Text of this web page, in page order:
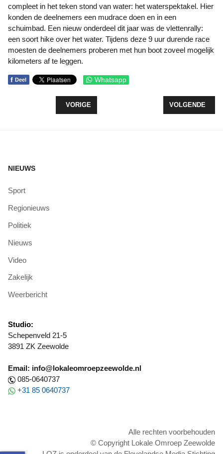
compleet in het teken stond van water: het waterspektakel. Hier
konden de deelnemers een mudrace doen en in een
schuimbad. Een nieuw onderdeel dit jaar was de vlettenrally:
een soort hike over het water. Tijdens deze 9 uur durende race
moesten de deelnemers proberen met hun boot zoveel mogelijk
kilometers af te leggen.
f Deel Whatsapp
VORIG ARTIKEL: DRIELUIK BOERENLEVEN:
VORIGE VOLGENDE
VOLGENDE
NIEUWS
Sport
Regionieuws
Politiek
Nieuws
Video
Zakelijk
Weerbericht
Studio:
Schepenveld 21-5
3891 ZK Zeewolde
Email: info@lokaleomroepzeewolde.nl
085-0640737
+31 85 0640737
Alle rechten voorbehouden
© Copyright Lokale Omroep Zeewolde